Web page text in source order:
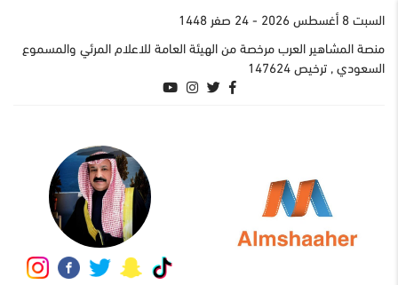
السبت 8 أغسطس 2026
- 24 صفر 1448
منصة المشاهير العرب مرخصة من الهيئة العامة للاعلام المرئي والمسموع
السعودي , ترخيص 147624